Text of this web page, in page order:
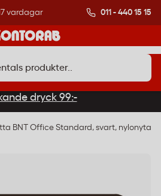
vardagar Över 500 000
011 - 440 15 15
dryck 99:-
BNT Office Standard, svart, nylonyta